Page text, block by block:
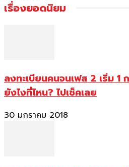
เรื่องยอดนิยม
ลงทะเบียนคนจนเฟส 2 เริ่ม 1
ยังไงที่ไหน? ไปเช็คเลย
30 มกราคม 2018